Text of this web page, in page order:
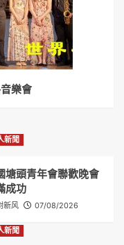
樂會
新聞
塘頭青年會聯歡晚會
成功
新风 07/08/2026
新聞